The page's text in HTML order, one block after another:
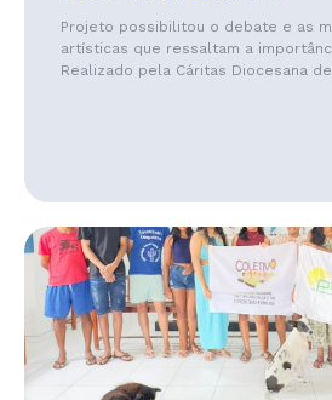
Projeto possibilitou o debate e as
artísticas que ressaltam a
Realizado pela Cáritas Diocesana de